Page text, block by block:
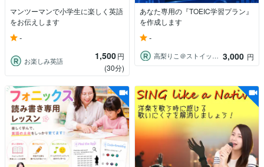
マンツーマンで小学生に楽しく英語
をお伝えします
-
お楽しみ英語 1,500円
(30分)
あなた専用の『TOEIC学習プラン』
を作成します
-
高梨りこ＠ストイック勉強法に疲れた方へ 3,000 円